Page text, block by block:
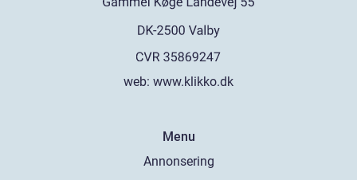
web: www.klikko.dk
Menu
Annonsering